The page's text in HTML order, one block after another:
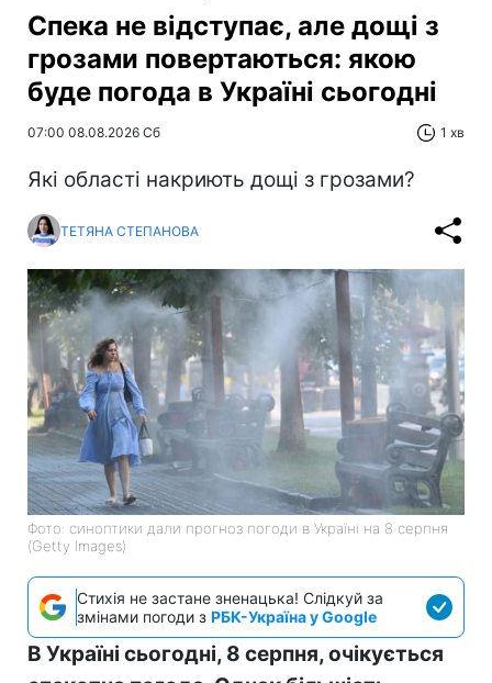
Спека не відступає, але дощі з
грозами повертаються: якою
буде погода в Україні сьогодні
07:00 08.08.2026 Сб 1 хв
Які області накриють дощі з грозами?
ТЕТЯНА СТЕПАНОВА
Фото: синоптики дали прогноз погоди в Україні на 8 серпня
(Getty Images)
Стихія не застане зненацька! Слідкуй за
змінами погоди з РБК-Україна у Google
В Україні сьогодні, 8 серпня, очікується